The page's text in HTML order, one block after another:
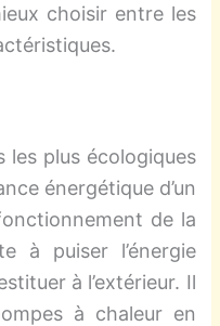
choisir entre les
les plus écologiques
énergétique d’un
de la
à puiser l’énergie
à l’extérieur. Il
à chaleur en